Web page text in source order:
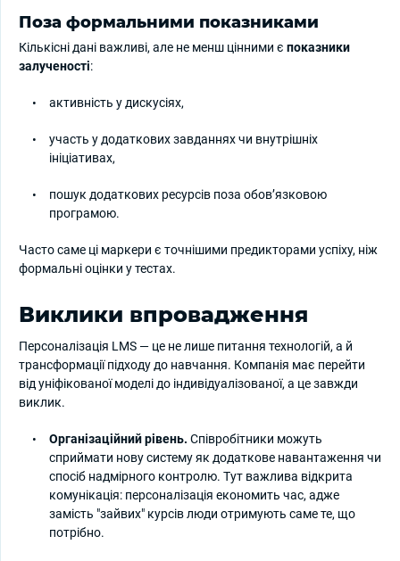
Поза формальними показниками
Кількісні дані важливі, але не менш цінними є показники
залученості:
активність у дискусіях,
участь у додаткових завданнях чи внутрішніх
ініціативах,
пошук додаткових ресурсів поза обов’язковою
програмою.
Часто саме ці маркери є точнішими предикторами успіху, ніж
формальні оцінки у тестах.
Виклики впровадження
Персоналізація LMS — це не лише питання технологій, а й
трансформації підходу до навчання. Компанія має перейти
від уніфікованої моделі до індивідуалізованої, а це завжди
виклик.
Організаційний рівень. Співробітники можуть
сприймати нову систему як додаткове навантаження чи
спосіб надмірного контролю. Тут важлива відкрита
комунікація: персоналізація економить час, адже
замість "зайвих" курсів люди отримують саме те, що
потрібно.